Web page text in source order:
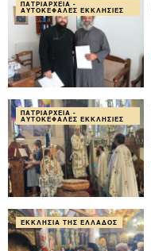
ΠΑΤΡΙΑΡΧΕΊΑ -
ΑΥΤΟΚΈΦΑΛΕΣ ΕΚΚΛΗΣΊΕΣ
ΠΑΤΡΙΑΡΧΕΊΑ -
ΑΥΤΟΚΈΦΑΛΕΣ ΕΚΚΛΗΣΊΕΣ
ΕΚΚΛΗΣΊΑ ΤΗΣ ΕΛΛΆΔΟΣ